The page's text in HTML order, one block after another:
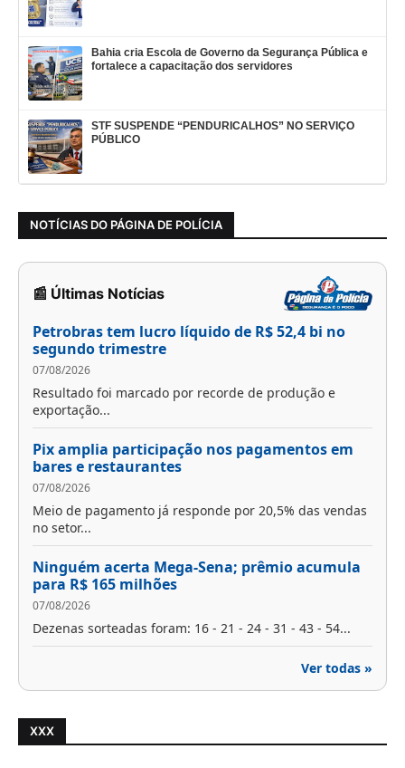
Bahia cria Escola de Governo da Segurança Pública e
fortalece a capacitação dos servidores
STF SUSPENDE “PENDURICALHOS” NO SERVIÇO
PÚBLICO
NOTÍCIAS DO PÁGINA DE POLÍCIA
📰 Últimas Notícias
Petrobras tem lucro líquido de R$ 52,4 bi no
segundo trimestre
07/08/2026
Resultado foi marcado por recorde de produção e
exportação...
Pix amplia participação nos pagamentos em
bares e restaurantes
07/08/2026
Meio de pagamento já responde por 20,5% das vendas
no setor...
Ninguém acerta Mega-Sena; prêmio acumula
para R$ 165 milhões
07/08/2026
Dezenas sorteadas foram: 16 - 21 - 24 - 31 - 43 - 54...
Ver todas »
XXX